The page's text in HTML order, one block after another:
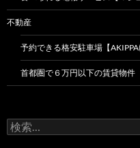
不動産
予約できる格安駐車場【
首都圏で６万円以下の賃貸物件
検
索: